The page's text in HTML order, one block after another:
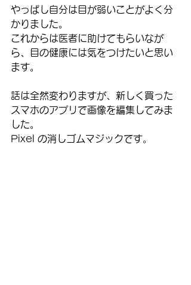
やっぱし自分は目が弱いことがよく分
かりました。
これからは医者に助けてもらいなが
ら、目の健康には気をつけたいと思い
ます。
話は全然変わりますが、新しく買った
スマホのアプリで画像を編集してみま
した。
Pixel の消しゴムマジックです。